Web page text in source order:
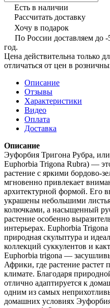
Есть в наличии
Рассчитать доставку
Хочу в подарок
По России доставляем
год.
Цена действительна только
отличаться от цен в
Описание
Отзывы
Характеристики
Видео
Оплата
Доставка
Описание
Эуфорбия Тригона Рубра,
Euphorbia Trigona Rubra) —
растение с яркими бордово-
мгновенно привлекает
архитектурной формой. Его
украшены небольшими
колючками, а насыщенный
растение особенно
интерьерах. Euphorbia
природная скульптура и
коллекций суккулентов и
Euphorbia trigona —
Африки, где растение
климате. Благодаря
отлично адаптируется к
одним из самых
домашних условиях